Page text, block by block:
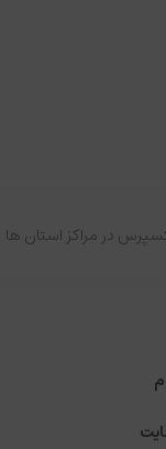
در مراکز استان ها